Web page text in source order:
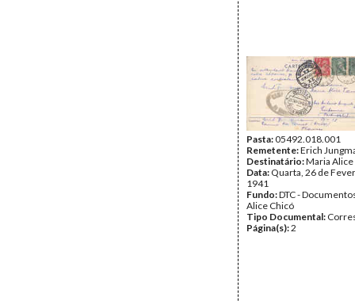
Pasta:05492.018.001
Remetente:Erich
Destinatário:Maria Alice
Data: Quarta, 26 de
1941
Fundo:DTC -
Alice Chicó
Tipo Documental:
Página(s):2